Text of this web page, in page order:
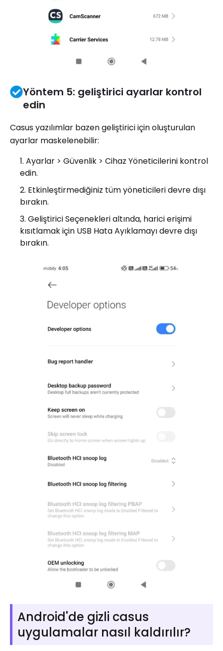
Yöntem 5: geliştirici ayarlar kontrol
edin
Casus yazılımlar bazen geliştirici için oluşturulan
ayarlar maskelenebilir:
Ayarlar > Güvenlik > Cihaz Yöneticilerini kontrol
edin.
Etkinleştirmediğiniz tüm yöneticileri devre dışı
bırakın.
Geliştirici Seçenekleri altında, harici erişimi
kısıtlamak için USB Hata Ayıklamayı devre dışı
bırakın.
Android'de gizli casus
uygulamalar nasıl kaldırılır?